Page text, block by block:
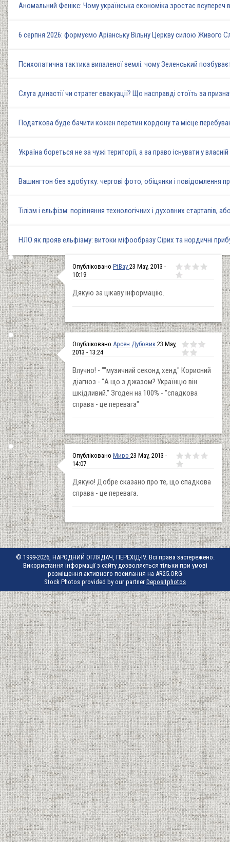
Аномальний Фенікс: Чому українська економіка зростає всупереч
6 серпня 2026: формуємо Аріанську Вільну Церкву силою Живого
Психопатична тактика випаленої землі: чому Зеленський
Слуга династії чи стратег евакуації? Що насправді стоїть за
Податкова буде бачити кожен перетин кордону та місце
Україна бореться не за чужі території, а за право існувати у
Вашингтон без здобутку: чергові фото, обіцянки і повідомлення
Тілізм і ельфізм: порівняння технологічних і духовних стартапів,
НЛО як прояв ельфізму: витоки міфообразу Сірих та нордичні
Опубліковано PtBay 23 May, 2013 -
10:19
Дякую за цікаву інформацію.
Опубліковано Арсен Дубовик 23 May,
2013 - 13:24
Влучно! - ""музичний секонд хенд" Корисний
діагноз - "А що з джазом? Українцю він
шкідливий." Згоден на 100% - "спадкова
справа - це перевага"
Опубліковано Миро 23 May, 2013 -
14:07
Дякую! Добре сказано про те, що спадкова
справа - це перевага.
© 1999-2026, НАРОДНИЙ ОГЛЯДАЧ, ПЕРЕХІД-IV. Всі права застережено.
Використання інформації з сайту дозволяється тільки при умові
розміщення активного посилання на AR25.ORG
Stock Photos provided by our partner Depositphotos